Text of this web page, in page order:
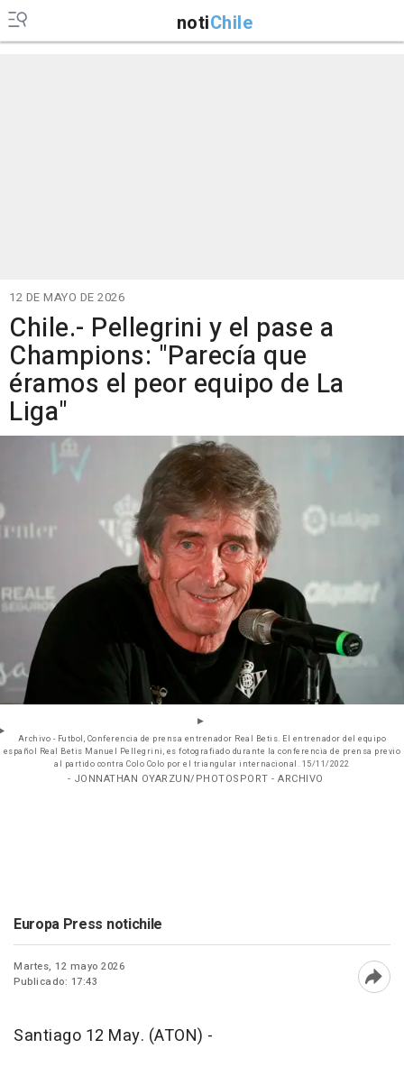
notiChile
12 DE MAYO DE 2026
Chile.- Pellegrini y el pase a
Champions: "Parecía que
éramos el peor equipo de La
Liga"
Archivo - Futbol, Conferencia de prensa entrenador Real Betis. El entrenador del equipo
español Real Betis Manuel Pellegrini, es fotografiado durante la conferencia de prensa previo
al partido contra Colo Colo por el triangular internacional. 15/11/2022
- JONNATHAN OYARZUN/PHOTOSPORT - ARCHIVO
Europa Press notichile
Martes, 12 mayo 2026
Publicado: 17:43
Santiago 12 May. (ATON) -